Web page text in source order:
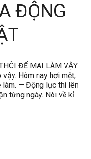
ĐỘNG
ĐỂ MAI LÀM VẬY
Hôm nay hơi mệt,
làm. — Động lực thì lên
từng ngày. Nói về kỉ